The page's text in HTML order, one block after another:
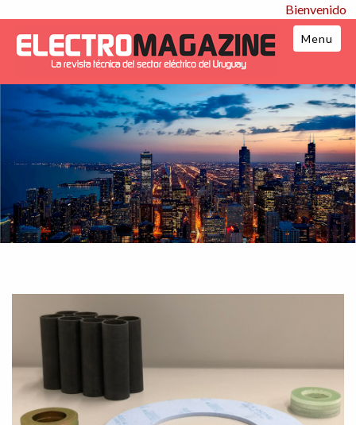
Bienvenido
Menu